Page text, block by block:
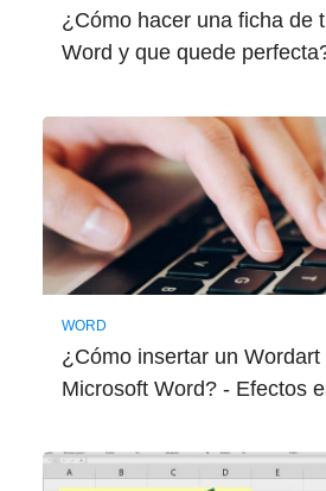
¿Cómo hacer una ficha de
Word y que quede
WORD
¿Cómo insertar un
Microsoft Word? - Efectos